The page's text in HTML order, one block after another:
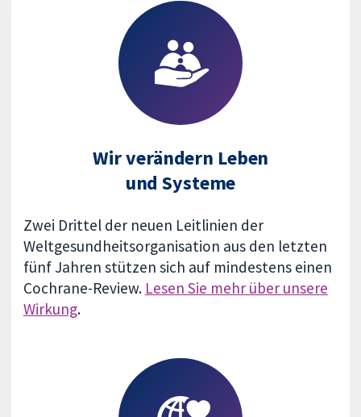
Wir verändern Leben
und Systeme
Zwei Drittel der neuen Leitlinien der
Weltgesundheitsorganisation aus den letzten
fünf Jahren stützen sich auf mindestens einen
Cochrane-Review. Lesen Sie mehr über unsere
Wirkung.